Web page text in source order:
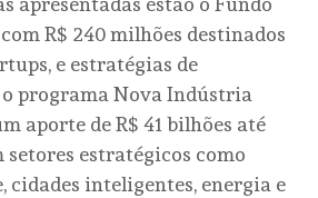
R$ 240 milhões destinados
e estratégias de
programa Nova Indústria
aporte de R$ 41 bilhões até
setores estratégicos como
cidades inteligentes, energia e